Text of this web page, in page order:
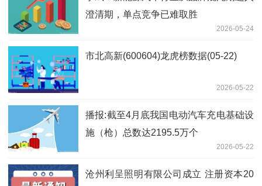
澄清期，单点竞争已难取胜
2026-05-24
市北高新(600604)龙虎榜数据(05-22)
2026-05-22
播报:截至4月底我国电动汽车充电基础设
施（枪）总数达2195.5万个
2026-05-22
沧州利呈照明有限公司成立 注册资本20